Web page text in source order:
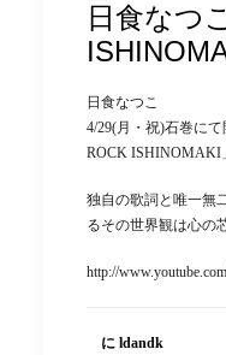
日食なつ
日食なつこ
4/29(月・祝)石巻に
ROCK ISHINOMAKI
独自の歌詞と唯一無
るその世界観は心の
http://
に ldandk